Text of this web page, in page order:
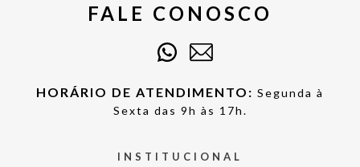
FALE CONOSCO
HORÁRIO DE ATENDIMENTO: Segunda à
Sexta das 9h às 17h.
INSTITUCIONAL